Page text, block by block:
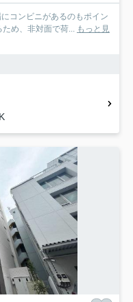
コンビニがあるのもポイン
ため、非対面で荷... もっと見